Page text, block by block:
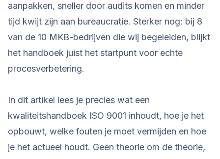
aanpakken, sneller door audits komen en minder
tijd kwijt zijn aan bureaucratie. Sterker nog: bij 8
van de 10 MKB-bedrijven die wij begeleiden, blijkt
het handboek juist het startpunt voor echte
procesverbetering.
In dit artikel lees je precies wat een
kwaliteitshandboek ISO 9001 inhoudt, hoe je het
opbouwt, welke fouten je moet vermijden en hoe
je het actueel houdt. Geen theorie om de theorie,